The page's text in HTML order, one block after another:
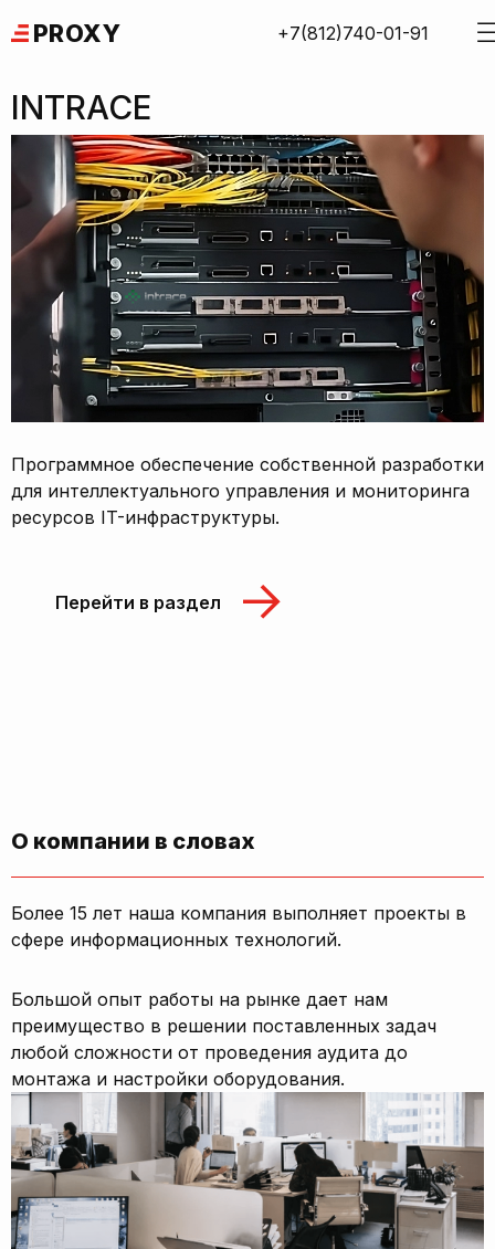
to
PROXY +7(812)740-01-91
INTRACE
Программное обеспечение собственной разработки
для интеллектуального управления и мониторинга
ресурсов IT-инфраструктуры.
Перейти в раздел
О компании в словах
Более 15 лет наша компания выполняет проекты в
сфере информационных технологий.
Большой опыт работы на рынке дает нам
преимущество в решении поставленных задач
любой сложности от проведения аудита до
монтажа и настройки оборудования.